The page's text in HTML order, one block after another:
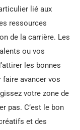
lié aux
ressources
de la carrière. Les
ou vos
les bonnes
avancer vos
votre zone de
pas. C’est le bon
et des